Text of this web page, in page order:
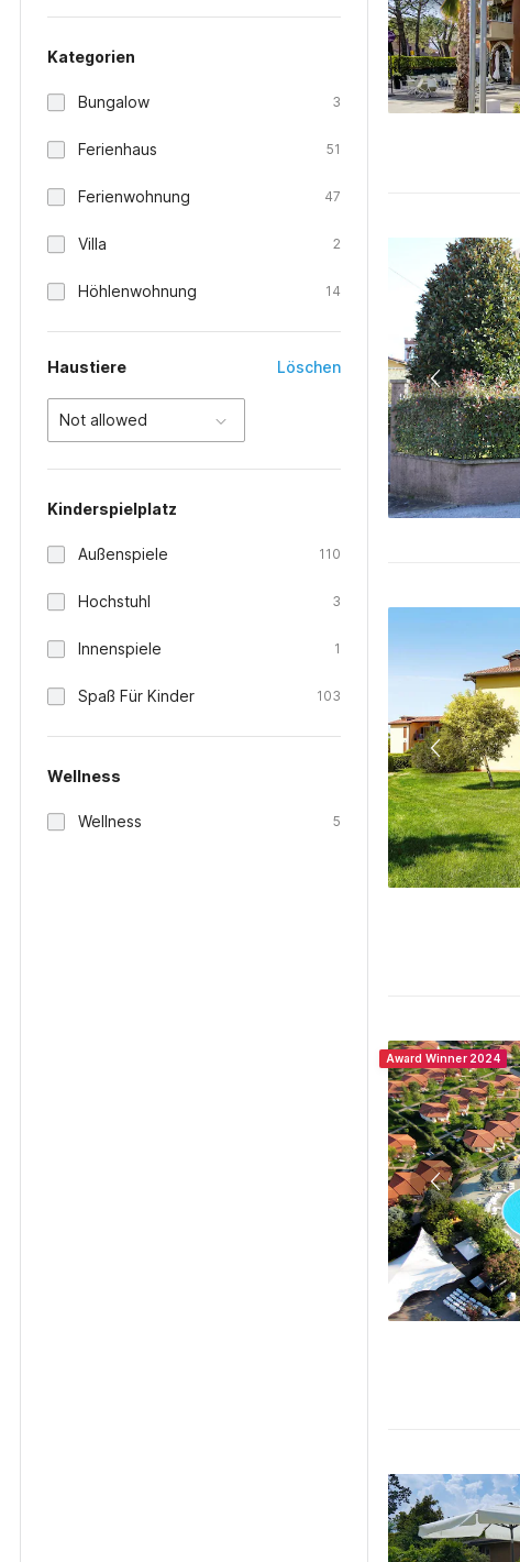
Kategorien
Bungalow 3
Ferienhaus 51
Ferienwohnung 47
Villa 2
Höhlenwohnung 14
Haustiere Löschen
Not allowed
Kinderspielplatz
Außenspiele 110
Hochstuhl 3
Innenspiele 1
Spaß Für Kinder 103
Wellness
Wellness 5
Award Winner 2024